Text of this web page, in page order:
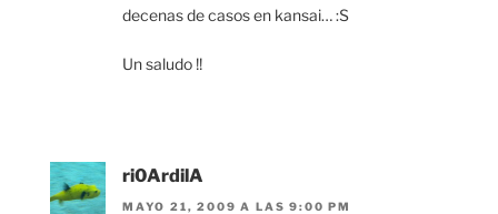
decenas de casos en kansai… :S
Un saludo !!
ri0ArdilA
MAYO 21, 2009 A LAS 9:00 PM